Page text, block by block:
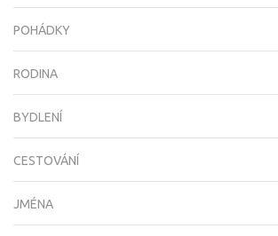
POHÁDKY
RODINA
BYDLENÍ
CESTOVÁNÍ
JMÉNA